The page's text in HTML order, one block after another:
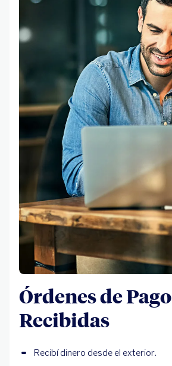
Órdenes de Pago
Recibidas
Recibí dinero desde el exterior.